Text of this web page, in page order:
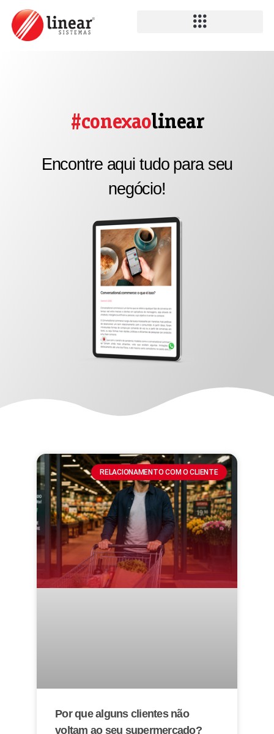
#conexaolinear
Encontre aqui tudo para seu
negócio!
RELACIONAMENTO COM O CLIENTE
Por que alguns clientes não
voltam ao seu supermercado?